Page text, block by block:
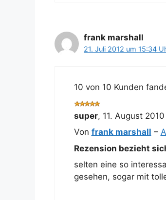
frank marshall
21. Juli 2012 um 15:34
10 von 10 Kunden
super, 11. August 2010
Von frank marshall –
Rezension bezieht
selten eine so
gesehen, sogar mit